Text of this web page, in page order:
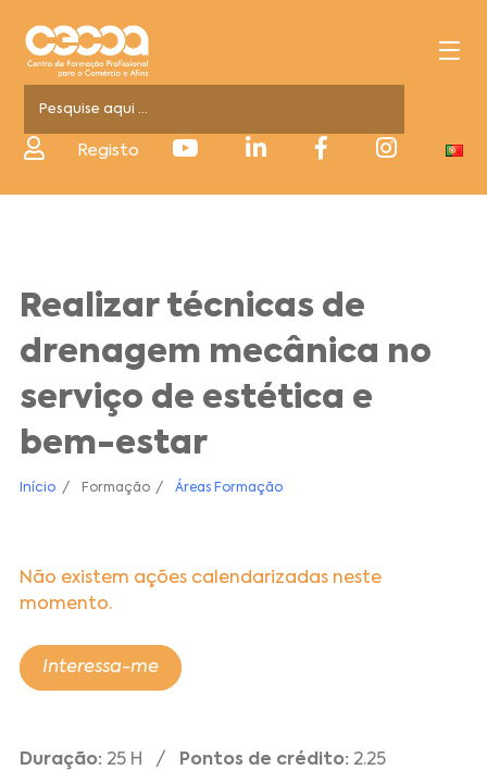
Registo
Realizar técnicas de
drenagem mecânica no
serviço de estética e
bem-estar
Início Formação Áreas Formação
Não existem ações calendarizadas neste
momento.
Interessa-me
Duração: 25 H / Pontos de crédito: 2.25